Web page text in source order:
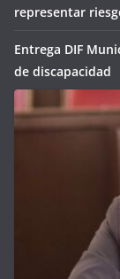
representar
Entrega DIF
de discapacidad